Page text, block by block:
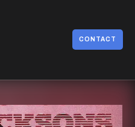
CONTACT